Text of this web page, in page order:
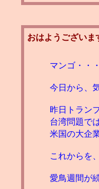
おはようございま
マンゴ・・
今日から、
昨日トラン
台湾問題で
米国の大企
これからを
愛鳥週間が